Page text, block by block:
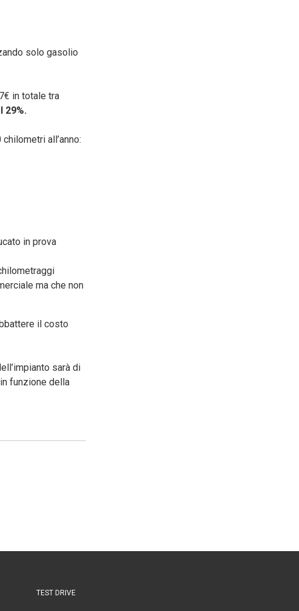
solo gasolio
in totale tra
all’anno:
in prova
ma che non
il costo
sarà di
funzione della
TEST DRIVE